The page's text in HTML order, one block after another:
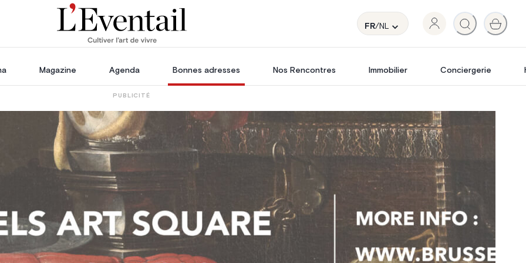
FR/NL
Magazine Agenda Bonnes adresses Nos Rencontres Immobilier Conciergerie
PUBLICITÉ